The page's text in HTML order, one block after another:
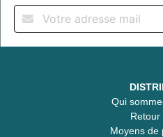
Qui
Retour
Moyens de